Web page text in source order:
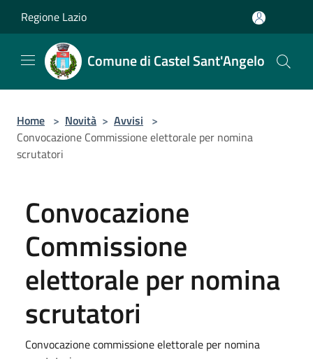
Regione Lazio
Comune di Castel Sant'Angelo
Home > Novità > Avvisi >
Convocazione Commissione elettorale per nomina
scrutatori
Convocazione
Commissione
elettorale per nomina
scrutatori
Convocazione commissione elettorale per nomina